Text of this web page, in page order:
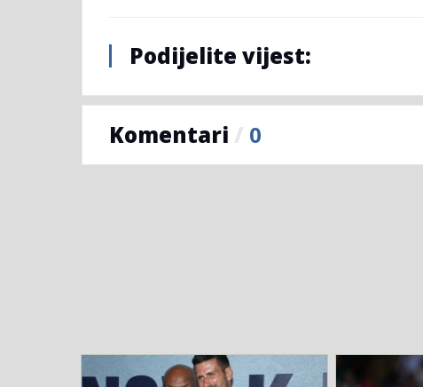
Podijelite vijest:
Komentari / 0